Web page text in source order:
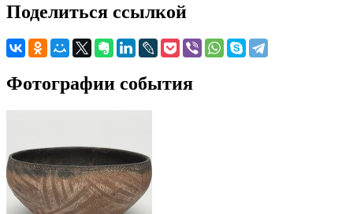
Поделиться ссылкой
Фотографии события